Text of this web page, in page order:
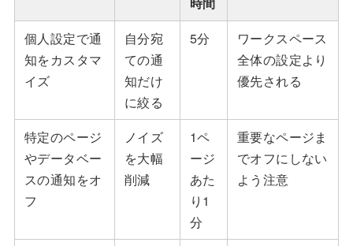
個人設定で通
知をカスタマ
イズ
自分宛
ての通
知だけ
に絞る
5分
ワークスペース
全体の設定より
優先される
特定のページ
やデータベー
スの通知をオ
フ
ノイズ
を大幅
削減
1ペ
ージ
あた
り1
分
重要なページま
でオフにしない
よう注意